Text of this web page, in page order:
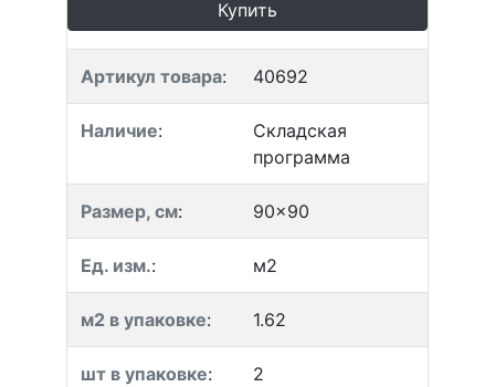
Купить
Артикул товара: 40692
Наличие:
Складская
программа
Размер, см: 90x90
Ед. изм.: м2
м2 в упаковке: 1.62
шт в упаковке: 2